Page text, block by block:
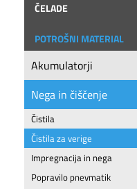
ČELADE
POTROŠNI MATERIAL
Akumulatorji
Nega in čiščenje
Čistila
Čistila za verige
Impregnacija in nega
Popravilo pnevmatik